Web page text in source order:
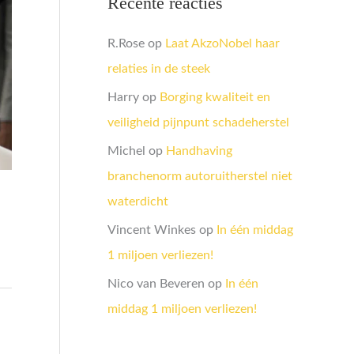
R.Rose op Laat AkzoNobel haar
relaties in de steek
Harry op Borging kwaliteit en
veiligheid pijnpunt schadeherstel
Michel op Handhaving
branchenorm autoruitherstel niet
waterdicht
Vincent Winkes op In één middag
1 miljoen verliezen!
Nico van Beveren op In één
middag 1 miljoen verliezen!